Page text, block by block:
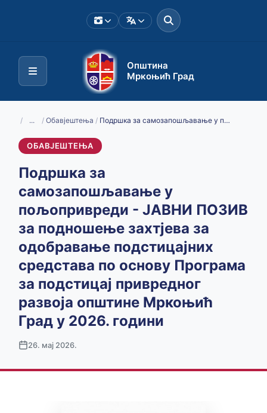
Општина
Мркоњић Град
/ ... / Обавјештења / Подршка за самозапошљавање у пољопривреди - ЈАВНИ ПОЗИВ за подношење захтјева за одобравање подстицајних средстава по основу Програма за подстицај привредног развоја општине Мркоњић Град у 2026. години
ОБАВЈЕШТЕЊА
Подршка за
самозапошљавање у
пољопривреди - ЈАВНИ ПОЗИВ
за подношење захтјева за
одобравање подстицајних
средстава по основу Програма
за подстицај привредног
развоја општине Мркоњић
Град у 2026. години
26. мај 2026.